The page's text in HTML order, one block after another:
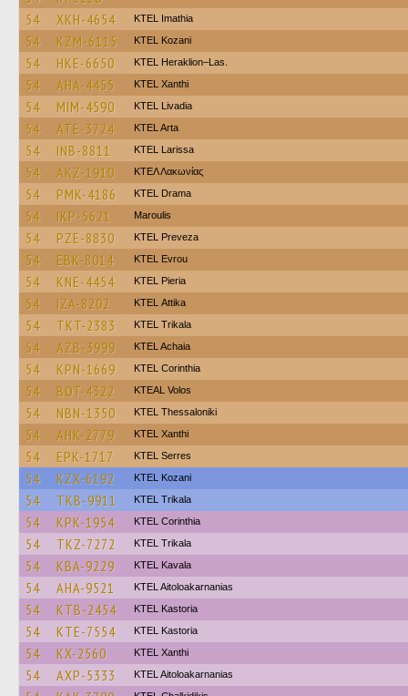
54 XKH-4654 KTEL Imathia
54 KZM-6115 ΚΤΕL Kozani
54 HKE-6650 KTEL Heraklion–Las.
54 AHA-4455 KTEL Xanthi
54 MIM-4590 KTEL Livadia
54 ATE-3724 KTEL Arta
54 INB-8811 KTEL Larissa
54 AKZ-1910 ΚΤΕΛ Λακωνίας
54 PMK-4186 KTEL Drama
54 IKP-5621 Maroulis
54 PZE-8830 KTEL Preveza
54 EBK-8014 KTEL Evrou
54 KNE-4454 KTEL Pieria
54 IZA-8202 KΤΕL Αttika
54 TKT-2383 ΚΤΕL Τrikala
54 AZB-3999 KTEL Achaia
54 KPN-1669 KTEL Corinthia
54 BOT-4322 KTEAL Volos
54 NBN-1350 KTEL Thessaloniki
54 AHK-2779 KTEL Xanthi
54 EPK-1717 KTEL Serres
54 KZX-6192 ΚΤΕL Kozani
54 TKB-9911 ΚΤΕL Τrikala
54 KPK-1954 KTEL Corinthia
54 TKZ-7272 ΚΤΕL Τrikala
54 KBA-9229 KTEL Kavala
54 AHA-9521 KTEL Aitoloakarnanias
54 KTB-2454 KTEL Kastoria
54 KTE-7554 KTEL Kastoria
54 KX-2560 KTEL Xanthi
54 AXP-5333 KTEL Aitoloakarnanias